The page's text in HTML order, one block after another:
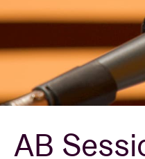
AB ❤ you
Location de salles
BRDCST
AB